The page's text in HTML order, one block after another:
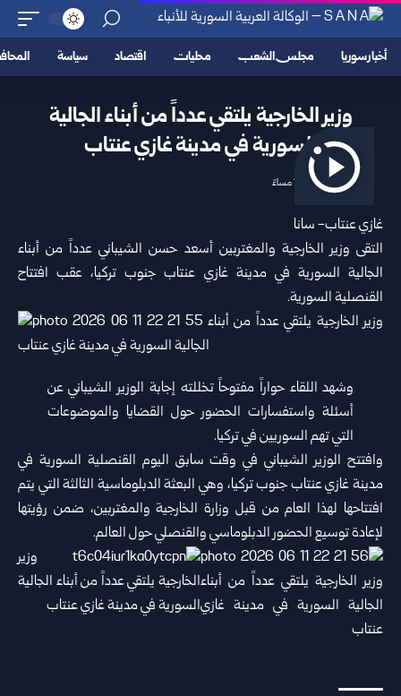
أخبار سوريا مجلس الشعب محليات اقتصاد سياسة
وزير الخارجية يلتقي عدداً من أبناء الجالية
السورية في مدينة غازي عنتاب
2026/06/11 11:15 مساءً
غازي عنتاب- سانا
التقىوزير الخارجية والمغتربين أسعد حسن الشيباني عدداً من أبناء
الجالية السورية في مدينة غازي عنتاب جنوب تركيا، عقب افتتاح
القنصلية السورية.
وشهد اللقاء حواراً مفتوحاً تخللته إجابة الوزير الشيباني عن
أسئلة واستفسارات الحضور حول القضايا والموضوعات
التي تهم السوريين في تركيا.
وافتتح الوزير الشيباني في وقت سابق اليوم القنصلية السورية في
مدينة غازي عنتاب جنوب تركيا، وهي البعثة الدبلوماسية الثالثة التي يتم
افتتاحها لهذا العام من قبل وزارة الخارجية والمغتربين، ضمن رؤيتها
لإعادة توسيع الحضور الدبلوماسي والقنصلي حول العالم.